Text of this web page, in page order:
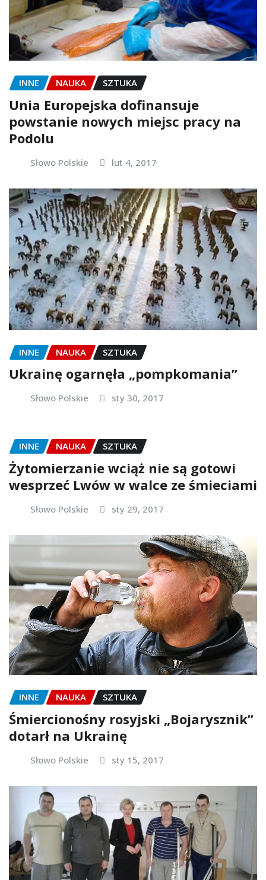
INNE NAUKA SZTUKA
Unia Europejska dofinansuje
powstanie nowych miejsc pracy na
Podolu
Słowo Polskie lut 4, 2017
INNE NAUKA SZTUKA
Ukrainę ogarnęła „pompkomania”
Słowo Polskie sty 30, 2017
INNE NAUKA SZTUKA
Żytomierzanie wciąż nie są gotowi
wesprzeć Lwów w walce ze śmieciami
Słowo Polskie sty 29, 2017
INNE NAUKA SZTUKA
Śmiercionośny rosyjski „Bojarysznik”
dotarł na Ukrainę
Słowo Polskie sty 15, 2017